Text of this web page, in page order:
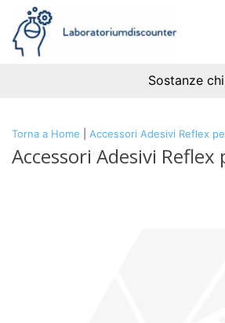
Sostanze
Torna a Home Accessori Adesivi Reflex
Accessori Adesivi